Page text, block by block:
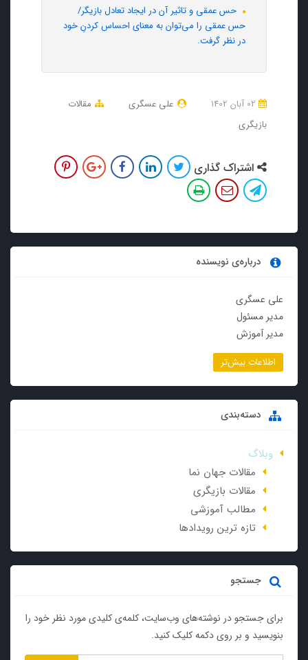
حس عمقی و تاثیر آن در ایجاد تعادل بازیگر/
حس عمقی را می‌توان به معنای احساس کردنِ خود
در نظر گرفت.
علی عسگری
مقالات
بازیگری
اشتراک گذاری
درباره‌ی نویسنده
علی عسگری
مدیر مسئول
مدیر آموزش
اطلاعات بیش‌تر
دسته‌بندی
وبلاگ
مقالات جهان نما
مقالات بازیگری
مطالب آموزشی
تازه ترین رویدادها
جستجو
برای جستجو در نوشته‌های وب‌سایت، کلمه‌ی کلیدی مورد نظر خود را
بنویسید و بر روی دکمه کلیک کنید.